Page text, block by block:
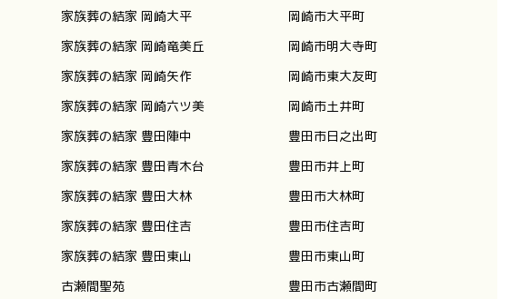
家族葬の結家 岡崎大平
岡崎市大平町
家族葬の結家 岡崎竜美丘
岡崎市明大寺町
家族葬の結家 岡崎矢作
岡崎市東大友町
家族葬の結家 岡崎六ツ美
岡崎市土井町
家族葬の結家 豊田陣中
豊田市日之出町
家族葬の結家 豊田青木台
豊田市井上町
家族葬の結家 豊田大林
豊田市大林町
家族葬の結家 豊田住吉
豊田市住吉町
家族葬の結家 豊田東山
豊田市東山町
古瀬間聖苑
豊田市古瀬間町